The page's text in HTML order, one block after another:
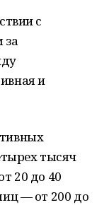
с
за
и
тысяч
20 до 40
— от 200 до